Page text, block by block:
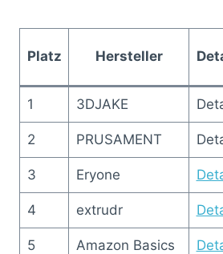
Platz Hersteller
1 3DJAKE
2 PRUSAMENT
3 Eryone
4 extrudr
5 Amazon Basics